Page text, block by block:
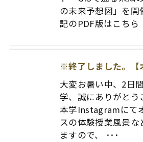
の未来予想図」を
記のPDF版はこちら
大変お暑い中、2日
学、誠にありがとう
本学Instagramにて
スの体験授業風景な
ますので、 ･･･